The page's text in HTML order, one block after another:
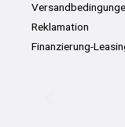
Reklamation
Finanzierung-